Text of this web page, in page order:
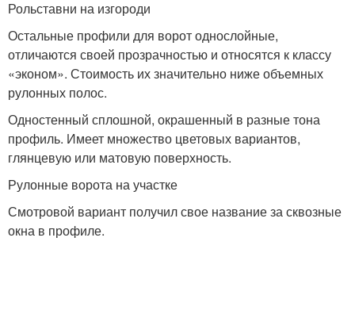
Рольставни на изгороди
Остальные профили для ворот однослойные,
отличаются своей прозрачностью и относятся к классу
«эконом». Стоимость их значительно ниже объемных
рулонных полос.
Одностенный сплошной, окрашенный в разные тона
профиль. Имеет множество цветовых вариантов,
глянцевую или матовую поверхность.
Рулонные ворота на участке
Смотровой вариант получил свое название за сквозные
окна в профиле.